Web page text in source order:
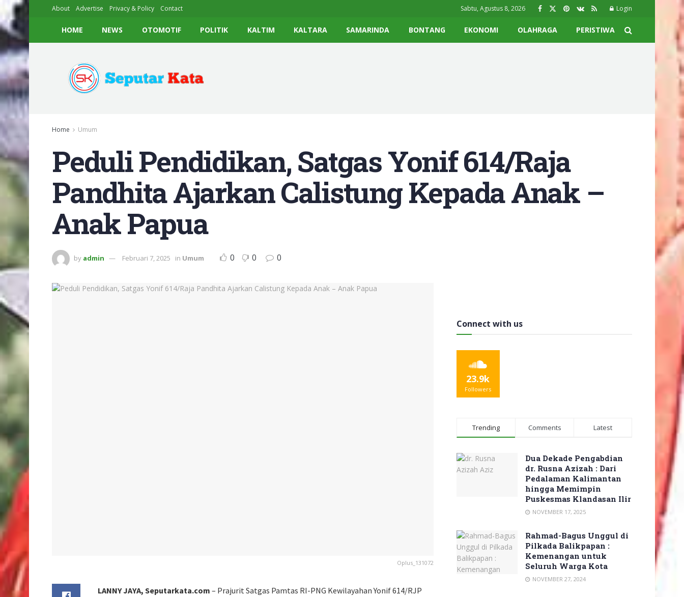
About Advertise Privacy & Policy Contact Sabtu, Agustus 8, 2026 Login
HOME NEWS OTOMOTIF POLITIK KALTIM KALTARA SAMARINDA BONTANG EKONOMI OLAHRAGA PERISTIWA
Home Umum
Peduli Pendidikan, Satgas Yonif 614/Raja
Pandhita Ajarkan Calistung Kepada Anak –
Anak Papua
by admin Februari 7, 2025 in Umum 0 0 0
Oplus_131072
LANNY JAYA, Seputarkata.com – Prajurit Satgas Pamtas RI-PNG Kewilayahan Yonif 614/RJP
Connect with us
23.9k
Followers
Trending Comments Latest
Dua Dekade Pengabdian
dr. Rusna Azizah : Dari
Pedalaman Kalimantan
hingga Memimpin
Puskesmas Klandasan Ilir
NOVEMBER 17, 2025
Rahmad-Bagus Unggul di
Pilkada Balikpapan :
Kemenangan untuk
Seluruh Warga Kota
NOVEMBER 27, 2024